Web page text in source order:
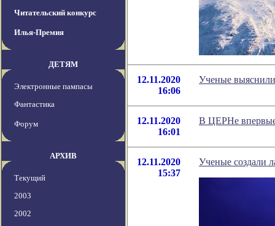
Читательский конкурс
Илья-Премия
ДЕТЯМ
Электронные пампасы
Фантастика
Форум
АРХИВ
Текущий
2003
2002
12.11.2020
16:06
Ученые
12.11.2020
16:01
В ЦЕРНе впервые
12.11.2020
15:37
Ученые создали